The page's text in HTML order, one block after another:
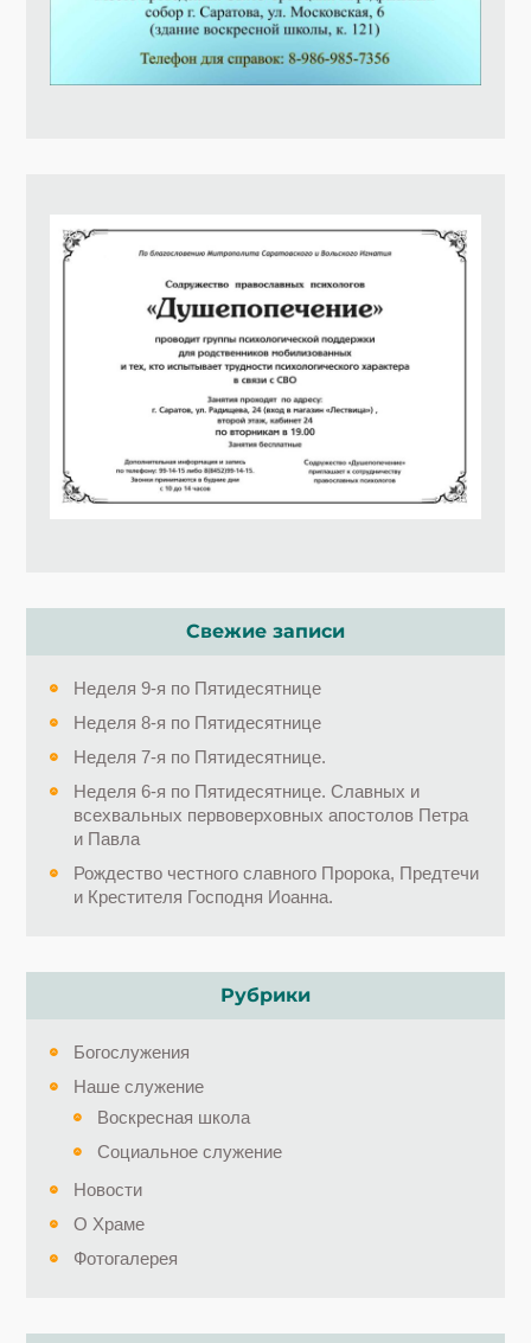
Свежие записи
Неделя 9-я по Пятидесятнице
Неделя 8-я по Пятидесятнице
Неделя 7-я по Пятидесятнице.
Неделя 6-я по Пятидесятнице. Славных и
всехвальных первоверховных апостолов Петра
и Павла
Рождество честного славного Пророка, Предтечи
и Крестителя Господня Иоанна.
Рубрики
Богослужения
Наше служение
Воскресная школа
Социальное служение
Новости
О Храме
Фотогалерея